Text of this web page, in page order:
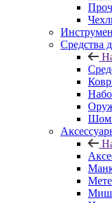
Средства